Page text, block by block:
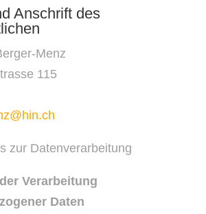
Anschrift des
Menz
115
zur Datenverarbeitung
Verarbeitung
Daten